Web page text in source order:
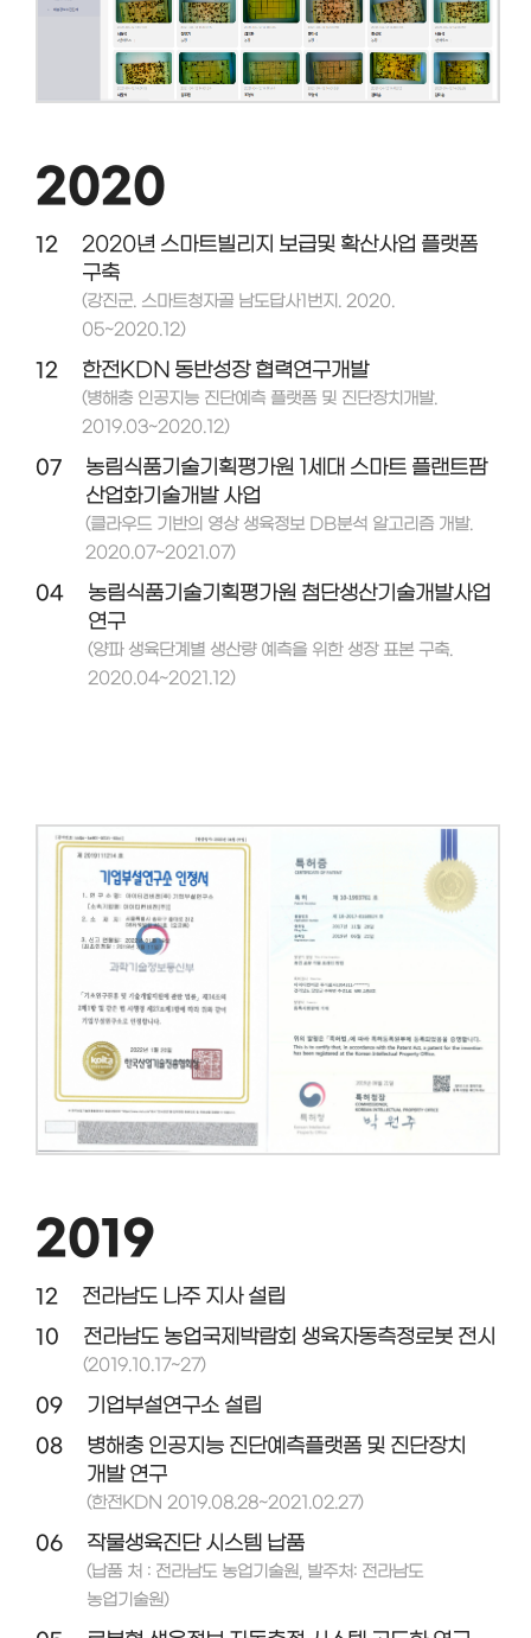
2020
12
2020년 스마트빌리지 보급및 확산사업 플랫폼
구축
(강진군. 스마트청자골 남도답사1번지. 2020.
05~2020.12)
12 한전KDN 동반성장 협력연구개발
(병해충 인공지능 진단예측 플랫폼 및 진단장치개발.
2019.03~2020.12)
07
농림식품기술기획평가원 1세대 스마트 플랜트팜
산업화기술개발 사업
(클라우드 기반의 영상 생육정보 DB분석 알고리즘 개발.
2020.07~2021.07)
04
농림식품기술기획평가원 첨단생산기술개발사업
연구
(양파 생육단계별 생산량 예측을 위한 생장 표본 구축.
2020.04~2021.12)
2019
12
전라남도 나주 지사 설립
10
전라남도 농업국제박람회 생육자동측정로봇 전시
(2019.10.17~27)
09
기업부설연구소 설립
08
병해충 인공지능 진단예측플랫폼 및 진단장치
개발 연구
(한전KDN 2019.08.28~2021.02.27)
06 작물생육진단 시스템 납품
(납품 처 : 전라남도 농업기술원, 발주처: 전라남도
농업기술원)